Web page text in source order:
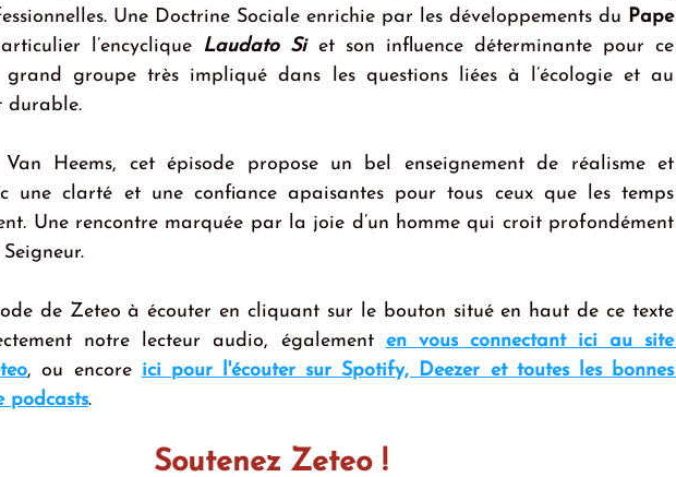
Une Doctrine Sociale enrichie par les développements du Pape
l’encyclique Laudato Si et son influence déterminante pour ce
grand groupe très impliqué dans les questions liées à l’écologie et au
durable.
Heems, cet épisode propose un bel enseignement de réalisme et
une clarté et une confiance apaisantes pour tous ceux que les temps
Une rencontre marquée par la joie d’un homme qui croit profondément
de Zeteo à écouter en cliquant sur le bouton situé en haut de ce texte
notre lecteur audio, également en vous connectant ici au site
, ou encore ici pour l'écouter sur Spotify, Deezer et toutes les bonnes
podcasts.
Soutenez Zeteo !